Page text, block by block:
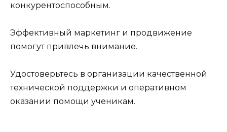
конкурентоспособным.
Эффективный маркетинг и продвижение
помогут привлечь внимание.
Удостоверьтесь в организации качественной
технической поддержки и оперативном
оказании помощи ученикам.